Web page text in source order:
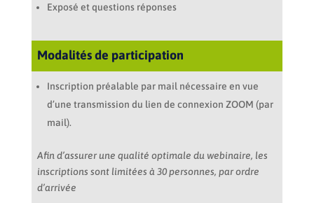
Exposé et questions réponses
Modalités de participation
Inscription préalable par mail nécessaire en vue
d’une transmission du lien de connexion ZOOM (par
mail).
Afin d’assurer une qualité optimale du webinaire, les
inscriptions sont limitées à 30 personnes, par ordre
d’arrivée